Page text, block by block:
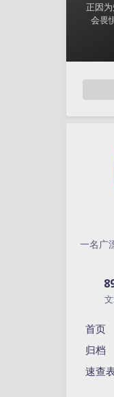
正因
会畏
一名广
首页
归档
速查